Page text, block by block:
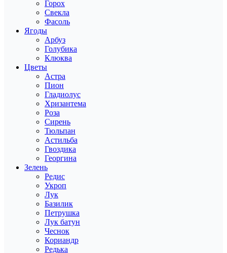
Горох
Свекла
Фасоль
Ягоды
Арбуз
Голубика
Клюква
Цветы
Астра
Пион
Гладиолус
Хризантема
Роза
Сирень
Тюльпан
Астильба
Гвоздика
Георгина
Зелень
Редис
Укроп
Лук
Базилик
Петрушка
Лук батун
Чеснок
Кориандр
Редька